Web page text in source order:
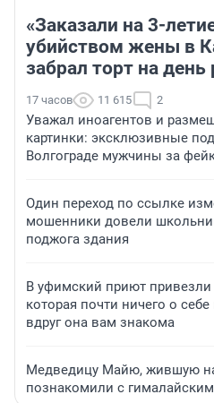
«Заказали на 3-
убийством жены в
забрал торт на
17 часов 11 615 2
Уважал иноагентов и
картинки: эксклюзивные
Волгограде мужчины за
Один переход по ссылке
мошенники довели
поджога здания
В уфимский приют
которая почти ничего о
вдруг она вам знакома
Медведицу Майю, жившую
познакомили с